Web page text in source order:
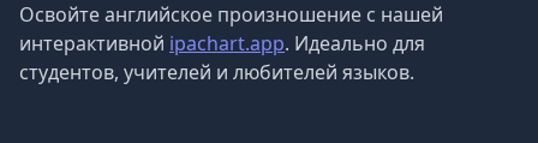
Освойте английское произношение с нашей
интерактивной ipachart.app. Идеально для
студентов, учителей и любителей языков.